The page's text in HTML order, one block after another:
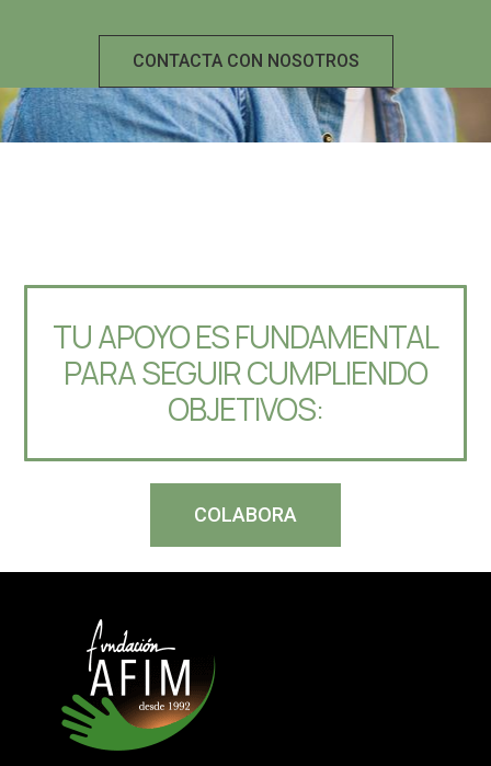
CONTACTA CON NOSOTROS
TU APOYO ES FUNDAMENTAL
PARA SEGUIR CUMPLIENDO
OBJETIVOS:
COLABORA